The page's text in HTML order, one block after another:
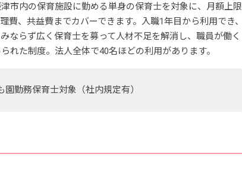
市内の保育施設に勤める単身の保育士を対象に、月額上限
、共益費までカバーできます。入職1年目から利用でき、
ならず広く保育士を募って人材不足を解消し、職員が働く
れた制度。法人全体で40名ほどの利用があります。
勤務保育士対象（社内規定有）